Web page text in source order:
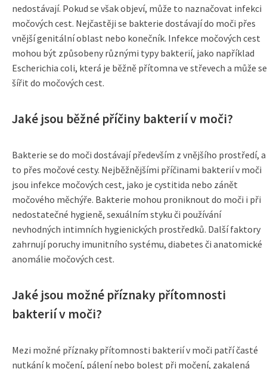
nedostávají. Pokud se však objeví, může to naznačovat infekci
močových cest. Nejčastěji se bakterie dostávají do moči přes
vnější genitální oblast nebo konečník. Infekce močových cest
mohou být způsobeny různými typy bakterií, jako například
Escherichia coli, která je běžně přítomna ve střevech a může se
šířit do močových cest.
Jaké jsou běžné příčiny bakterií v moči?
Bakterie se do moči dostávají především z vnějšího prostředí, a
to přes močové cesty. Nejběžnějšími příčinami bakterií v moči
jsou infekce močových cest, jako je cystitida nebo zánět
močového měchýře. Bakterie mohou proniknout do moči i při
nedostatečné hygieně, sexuálním styku či používání
nevhodných intimních hygienických prostředků. Další faktory
zahrnují poruchy imunitního systému, diabetes či anatomické
anomálie močových cest.
Jaké jsou možné příznaky přítomnosti
bakterií v moči?
Mezi možné příznaky přítomnosti bakterií v moči patří časté
nutkání k močení, pálení nebo bolest při močení, zakalená